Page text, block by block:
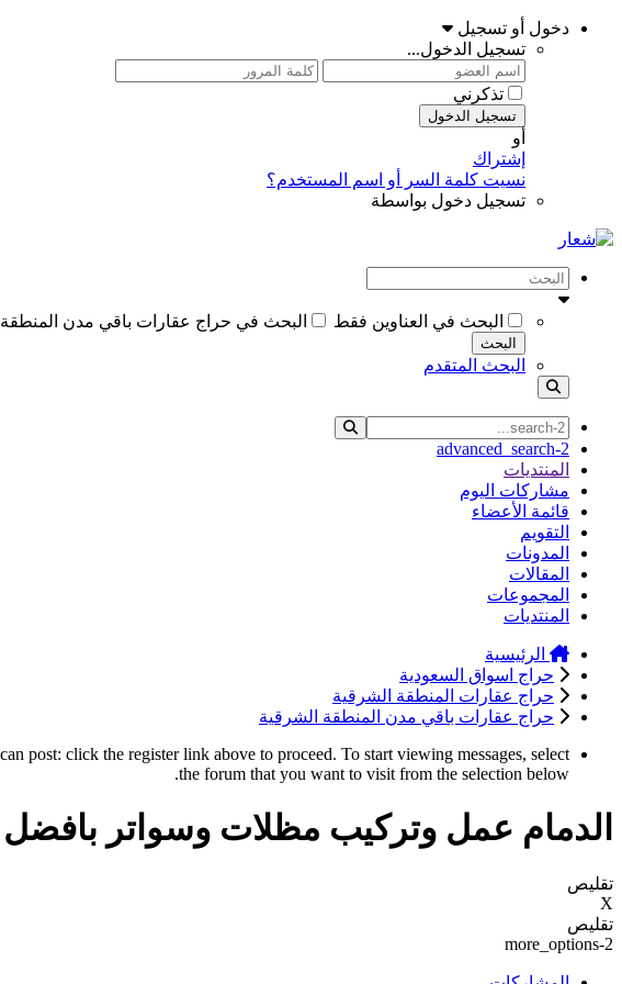
دخول أو تسجيل
تسجيل الدخول...
تذكرني
تسجيل الدخول
أو
إشتراك
نسيت كلمة السر أو اسم المستخدم؟
تسجيل دخول بواسطة
البحث في العناوين فقط البحث في حراج عقارات باقي مدن
البحث
البحث المتقدم
advanced_search-2
المنتديات
مشاركات اليوم
قائمة الأعضاء
التقويم
المدونات
المقالات
المجموعات
المنتديات
الرئيسية
حراج اسواق السعودية
حراج عقارات المنطقة الشرقية
حراج عقارات باقي مدن المنطقة الشرقية
post: click the register link above to proceed. To start viewing messages, select
the forum that you want to visit from the selection below.
الدمام عمل وتركيب مظلات وسواتر بافضل
تقليص
X
تقليص
more_options-2